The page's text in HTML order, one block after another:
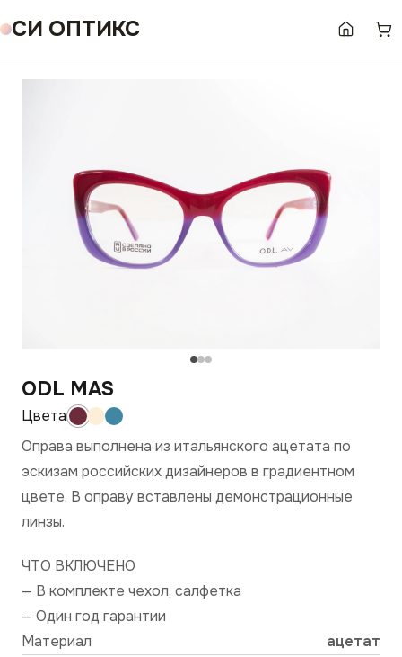
СИ ОПТИКС
ODL MAS
Оправа выполнена из итальянского ацетата по
эскизам российских дизайнеров в градиентном
цвете. В оправу вставлены демонстрационные
линзы.
ЧТО ВКЛЮЧЕНО
— В комплекте чехол, салфетка
— Один год гарантии
Материал
ацетат